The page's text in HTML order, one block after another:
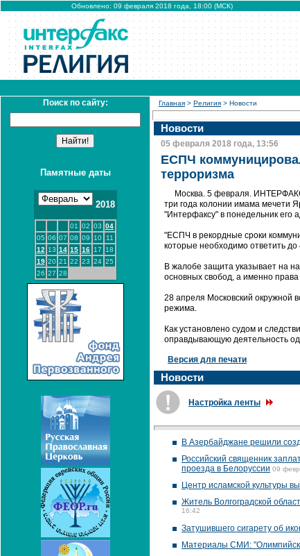
Обновлено: 09 февраля 2018 года, 18:00 (МСК)
Поиск по сайту:
Памятные даты
2018
01 02 03 04
05 06 07 08 09 10
11
12 13 14 15 16 17
18
19 20 21 22 23 24 25
26 27 28
Главная > Религия > Новости
Новости
05 февраля 2018 года, 13:56
ЕСПЧ
терроризма
Москва. 5 февраля.
три года колонии имама мечети
"Интерфаксу" в понедельник его
"ЕСПЧ в рекордные сроки
которые необходимо ответить до
В жалобе защита указывает на
основных свобод, а именно
28 апреля Московский окружной
режима.
Как установлено судом и
оправдывающую деятельность
Версия для печати
Новости
Настройка ленты
В Азербайджане решили
Российский священник
проезда в Белоруссии 09
Центр исламской культуры
Житель Волгоградской
16:42
Затушившего сигарету об
Материалы СМИ: